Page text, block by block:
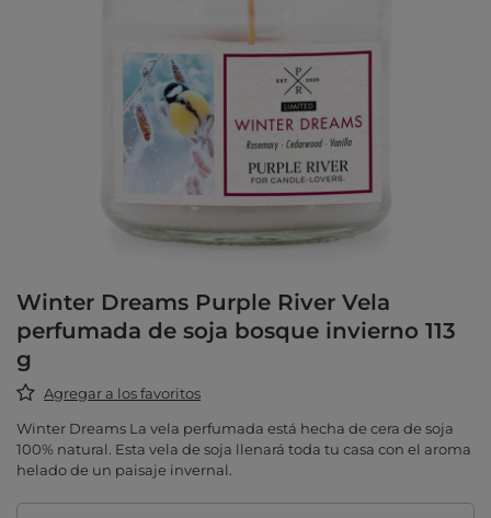
Winter Dreams Purple River Vela
perfumada de soja bosque invierno 113
g
Agregar a los favoritos
Winter Dreams La vela perfumada está hecha de cera de soja
100% natural. Esta vela de soja llenará toda tu casa con el aroma
helado de un paisaje invernal.